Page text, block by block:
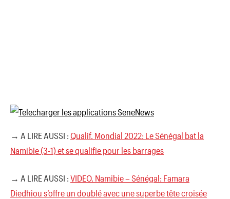
→ A LIRE AUSSI : Qualif. Mondial 2022: Le Sénégal bat la
Namibie (3-1) et se qualifie pour les barrages
→ A LIRE AUSSI : VIDEO. Namibie – Sénégal: Famara
Diedhiou s’offre un doublé avec une superbe tête croisée